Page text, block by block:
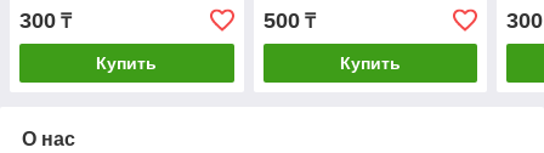
300 ₸
Купить
500₸
Купить
300
О нас